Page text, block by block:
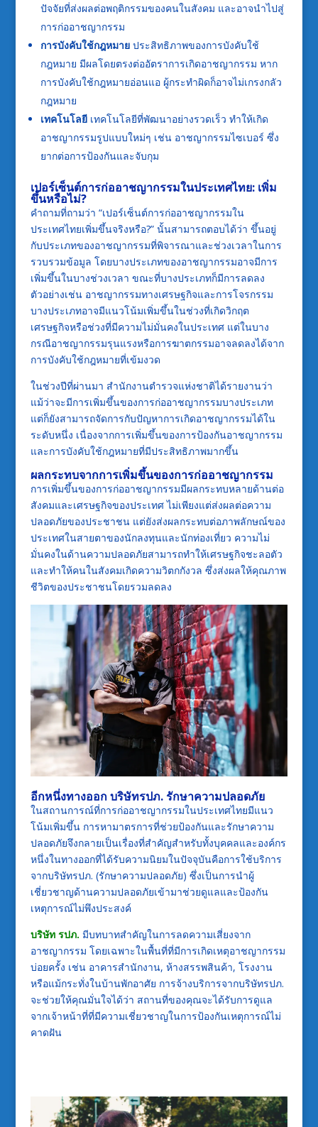
ปัจจัยที่ส่งผลต่อพฤติกรรมของคนในสังคม และอาจนำไปสู่
การก่ออาชญากรรม
การบังคับใช้กฎหมายประสิทธิภาพของการบังคับใช้
กฎหมาย มีผลโดยตรงต่ออัตราการเกิดอาชญากรรม หาก
การบังคับใช้กฎหมายอ่อนแอ ผู้กระทำผิดก็อาจไม่เกรงกลัว
กฎหมาย
เทคโนโลยีเทคโนโลยีที่พัฒนาอย่างรวดเร็ว ทำให้เกิด
อาชญากรรมรูปแบบใหม่ๆ เช่น อาชญากรรมไซเบอร์ ซึ่ง
ยากต่อการป้องกันและจับกุม
เปอร์เซ็นต์การก่ออาชญากรรมในประเทศไทย: เพิ่ม
ขึ้นหรือไม่?
คำถามที่ถามว่า “เปอร์เซ็นต์การก่ออาชญากรรมใน
ประเทศไทยเพิ่มขึ้นจริงหรือ?” นั้นสามารถตอบได้ว่า ขึ้นอยู่
กับประเภทของอาชญากรรมที่พิจารณาและช่วงเวลาในการ
รวบรวมข้อมูล โดยบางประเภทของอาชญากรรมอาจมีการ
เพิ่มขึ้นในบางช่วงเวลา ขณะที่บางประเภทก็มีการลดลง
ตัวอย่างเช่น อาชญากรรมทางเศรษฐกิจและการโจรกรรม
บางประเภทอาจมีแนวโน้มเพิ่มขึ้นในช่วงที่เกิดวิกฤต
เศรษฐกิจหรือช่วงที่มีความไม่มั่นคงในประเทศ แต่ในบาง
กรณีอาชญากรรมรุนแรงหรือการฆาตกรรมอาจลดลงได้จาก
การบังคับใช้กฎหมายที่เข้มงวด
ในช่วงปีที่ผ่านมา สำนักงานตำรวจแห่งชาติได้รายงานว่า
แม้ว่าจะมีการเพิ่มขึ้นของการก่ออาชญากรรมบางประเภท
แต่ก็ยังสามารถจัดการกับปัญหาการเกิดอาชญากรรมได้ใน
ระดับหนึ่ง เนื่องจากการเพิ่มขึ้นของการป้องกันอาชญากรรม
และการบังคับใช้กฎหมายที่มีประสิทธิภาพมากขึ้น
ผลกระทบจากการเพิ่มขึ้นของการก่ออาชญากรรม
การเพิ่มขึ้นของการก่ออาชญากรรมมีผลกระทบหลายด้านต่อ
สังคมและเศรษฐกิจของประเทศ ไม่เพียงแต่ส่งผลต่อความ
ปลอดภัยของประชาชน แต่ยังส่งผลกระทบต่อภาพลักษณ์ของ
ประเทศในสายตาของนักลงทุนและนักท่องเที่ยว ความไม่
มั่นคงในด้านความปลอดภัยสามารถทำให้เศรษฐกิจชะลอตัว
และทำให้คนในสังคมเกิดความวิตกกังวล ซึ่งส่งผลให้คุณภาพ
ชีวิตของประชาชนโดยรวมลดลง
อีกหนึ่งทางออก บริษัทรปภ. รักษาความปลอดภัย
ในสถานการณ์ที่การก่ออาชญากรรมในประเทศไทยมีแนว
โน้มเพิ่มขึ้น การหามาตรการที่ช่วยป้องกันและรักษาความ
ปลอดภัยจึงกลายเป็นเรื่องที่สำคัญสำหรับทั้งบุคคลและองค์กร
หนึ่งในทางออกที่ได้รับความนิยมในปัจจุบันคือการใช้บริการ
จากบริษัทรปภ. (รักษาความปลอดภัย) ซึ่งเป็นการนำผู้
เชี่ยวชาญด้านความปลอดภัยเข้ามาช่วยดูแลและป้องกัน
เหตุการณ์ไม่พึงประสงค์
บริษัท รปภ. มีบทบาทสำคัญในการลดความเสี่ยงจาก
อาชญากรรม โดยเฉพาะในพื้นที่ที่มีการเกิดเหตุอาชญากรรม
บ่อยครั้ง เช่น อาคารสำนักงาน, ห้างสรรพสินค้า, โรงงาน
หรือแม้กระทั่งในบ้านพักอาศัย การจ้างบริการจากบริษัทรปภ.
จะช่วยให้คุณมั่นใจได้ว่า สถานที่ของคุณจะได้รับการดูแล
จากเจ้าหน้าที่ที่มีความเชี่ยวชาญในการป้องกันเหตุการณ์ไม่
คาดฝัน